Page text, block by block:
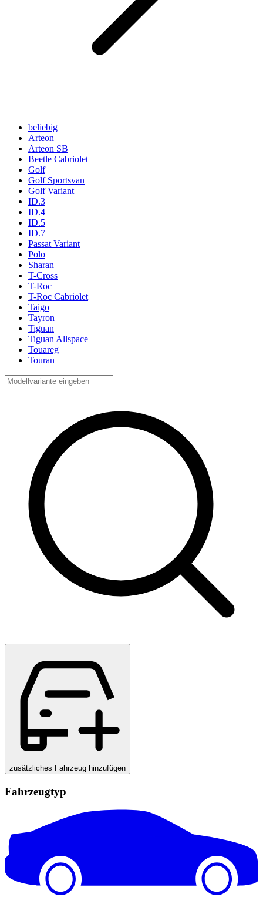
beliebig
Arteon
Arteon SB
Beetle Cabriolet
Golf
Golf Sportsvan
Golf Variant
ID.3
ID.4
ID.5
ID.7
Passat Variant
Polo
Sharan
T-Cross
T-Roc
T-Roc Cabriolet
Taigo
Tayron
Tiguan
Tiguan Allspace
Touareg
Touran
zusätzliches Fahrzeug hinzufügen
Fahrzeugtyp